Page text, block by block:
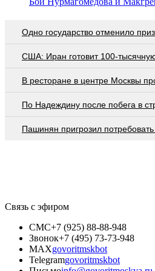
Одно государство отменило
США: Иран готовит 100-
В ресторане в центре Москвы
По Надеждину после побега в
Пашинян пригрозил
Связь с эфиром
СМС+7 (925) 88-88-948
Звонок+7 (495) 73-73-948
MAXgovoritmskbot
Telegramgovoritmskbot